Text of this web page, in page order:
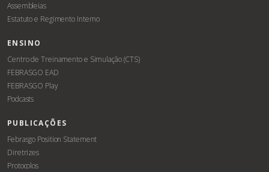
Assembleias
Estatuto e Regimento Interno
ENSINO
Centro de Treinamento e Simulação (CTS)
FEBRASGO EAD
FEBRASGO Play
Podcasts
PUBLICAÇÕES
Febrasgo Position Statement
Diretrizes
Protocolos